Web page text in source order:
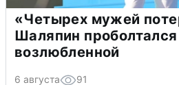
«Четырех мужей
Шаляпин проболтался
возлюбленной
6 августа 91